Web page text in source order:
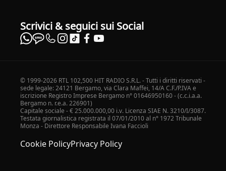
Scrivici & seguici sui Social
© 1999-2026 RTL 102,500 HIT RADIO S.R.L. - Tutti i diritti riservati -
sede legale: 24121 Bergamo, via Clara Maffei, 14/A C.F./P.IVA e
iscrizione Registro Imprese Bergamo n° 01646950160 - (c.c.i.a.a.
Bergamo n. r.e.a. 226901)
Capitale sociale - € 25.000.000,00 i.v. Licenza SIAE N. 3210/I/3087.
Testata giornalistica registrata il 07/01/2010 al n° 1972 Tribunale
Monza - Direttore Responsabile Ivana Faccioli
Cookie PolicyPrivacy Policy